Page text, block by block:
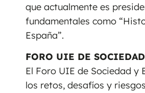
que actualmente es
fundamentales como
España”.
FORO UIE DE
El Foro UIE de Sociedad y
los retos, desafíos y